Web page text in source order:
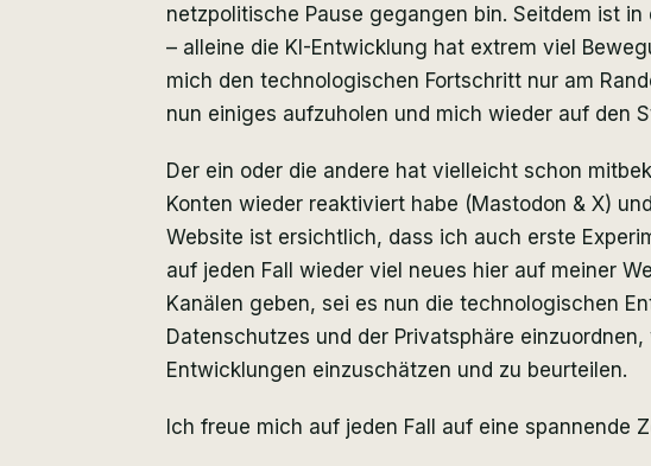
netzpolitische Pause gegangen bin. Seitdem ist
– alleine die KI-Entwicklung hat extrem viel
mich den technologischen Fortschritt nur am
nun einiges aufzuholen und mich wieder auf den
Der ein oder die andere hat vielleicht schon
Konten wieder reaktiviert habe (Mastodon & X)
Website ist ersichtlich, dass ich auch erste
auf jeden Fall wieder viel neues hier auf meiner
Kanälen geben, sei es nun die technologischen
Datenschutzes und der Privatsphäre
Entwicklungen einzuschätzen und zu beurteilen.
Ich freue mich auf jeden Fall auf eine spannende